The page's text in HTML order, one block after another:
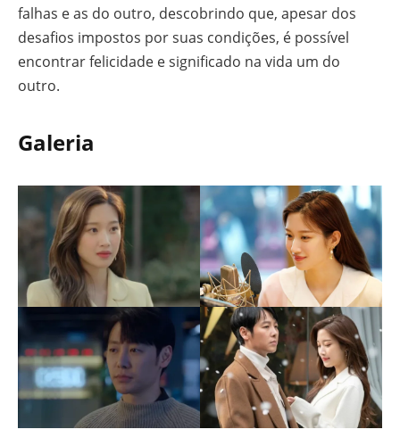
falhas e as do outro, descobrindo que, apesar dos
desafios impostos por suas condições, é possível
encontrar felicidade e significado na vida um do
outro.
Galeria